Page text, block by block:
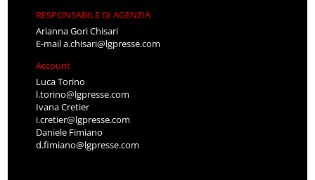
RESPONSABILE DI AGENZIA
Arianna Gori Chisari
E-maila.chisari@lgpresse.com
Account
Luca Torino
l.torino@lgpresse.com
Ivana Cretier
i.cretier@lgpresse.com
Daniele Fimiano
d.fimiano@lgpresse.com